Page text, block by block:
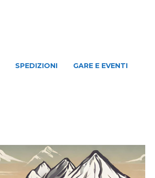
SPEDIZIONI GARE E EVENTI